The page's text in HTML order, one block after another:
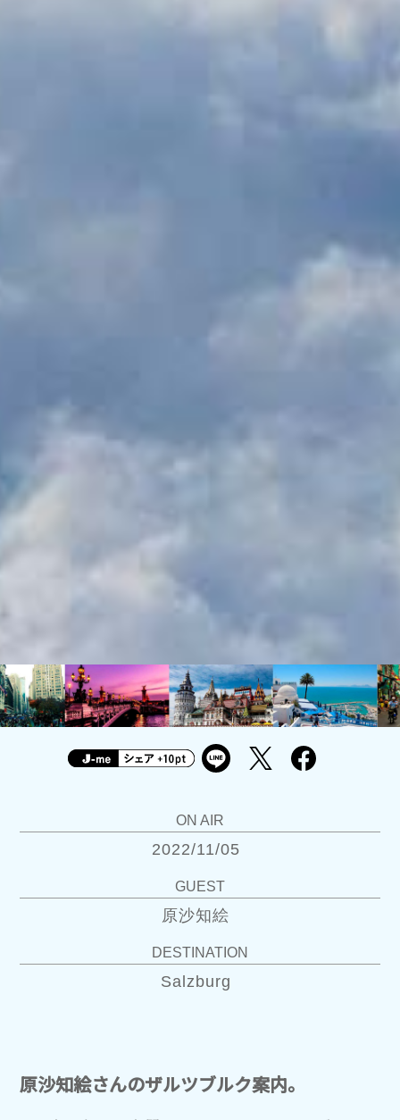
ON AIR
2022/11/05
GUEST
原沙知絵
DESTINATION
Salzburg
原沙知絵さんのザルツブルク案内。